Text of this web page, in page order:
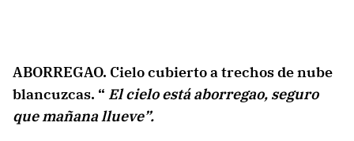
ABORREGAO. Cielo cubierto a trechos de nube
blancuzcas. “ El cielo está aborregao, seguro
que mañana llueve”.